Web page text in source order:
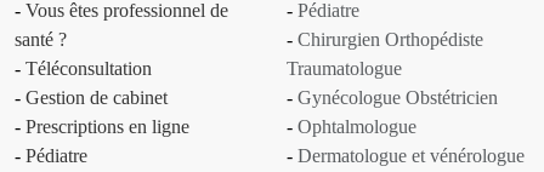
Anosmie
Anthrax
Apathie
Vous êtes professionnel de
santé ?
Téléconsultation
Gestion de cabinet
Prescriptions en ligne
Pédiatre
Pédiatre
Chirurgien Orthopédiste
Traumatologue
Gynécologue Obstétricien
Ophtalmologue
Dermatologue et vénérologue